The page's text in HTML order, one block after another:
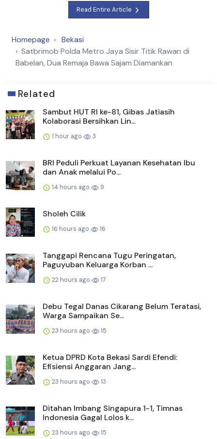
Read Entire Article
Homepage
Bekasi
Satbrimob Polda Metro Jaya Sisir Titik Rawan di
Babelan, Dua Remaja Bawa Sajam Diamankan
Related
Sambut HUT RI ke-81, Gibas Jatiasih
Kolaborasi Bersihkan Lin...
1 hour ago 3
BRI Peduli Perkuat Layanan Kesehatan Ibu
dan Anak melalui Po...
14 hours ago 9
Sholeh Cilik
16 hours ago 16
Tanggapi Rencana Tugu Peringatan,
Paguyuban Keluarga Korban ...
22 hours ago 17
Debu Tegal Danas Cikarang Belum Teratasi,
Warga Sampaikan Se...
23 hours ago 15
Ketua DPRD Kota Bekasi Sardi Efendi:
Efisiensi Anggaran Jang...
23 hours ago 13
Ditahan Imbang Singapura 1-1, Timnas
Indonesia Gagal Lolos k...
23 hours ago 15